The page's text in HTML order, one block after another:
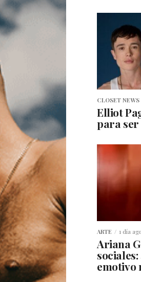
CLOSET NEWS
Elliot
para ser
ARTE 1 día ago
Ariana
emotivo